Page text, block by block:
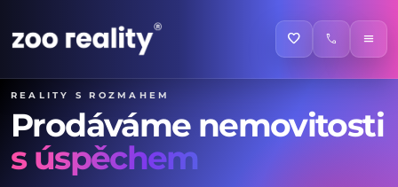
favorite call menu
Reality s rozmahem
Prodáváme nemovitosti
s úspěchem